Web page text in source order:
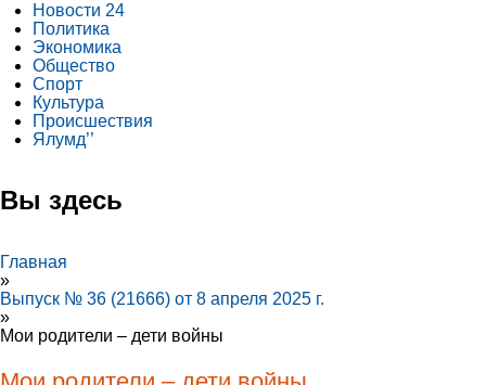
Новости 24
Политика
Экономика
Общество
Спорт
Культура
Происшествия
Ялумд’’
Вы здесь
Главная
»
Выпуск № 36 (21666) от 8 апреля 2025 г.
»
Мои родители – дети войны